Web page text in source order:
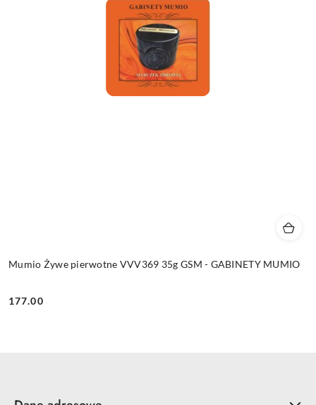
Mumio Żywe pierwotne VVV369 35g GSM - GABINETY MUMIO
Cena:
177.00